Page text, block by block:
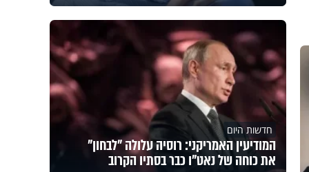
חדשות היום
המודיעין האמריקני: רוסיה עלולה "לבחון"
את כוחה של נאט"ו כבר בסתיו הקרוב